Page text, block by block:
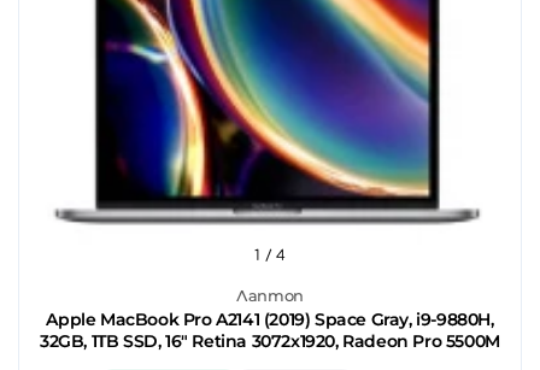
Лаптоп
Apple MacBook Pro A2141 (2019) Space Gray, i9-9880H,
32GB, 1TB SSD, 16" Retina 3072x1920, Radeon Pro 5500M
1 / 4